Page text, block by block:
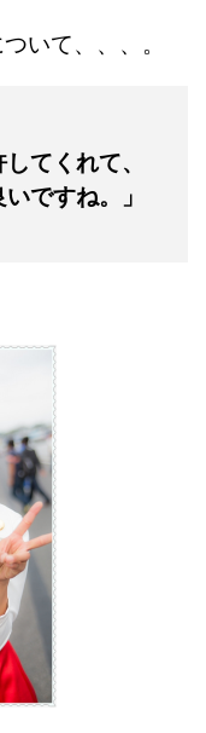
いて、、、。
てくれて、
ですね。」